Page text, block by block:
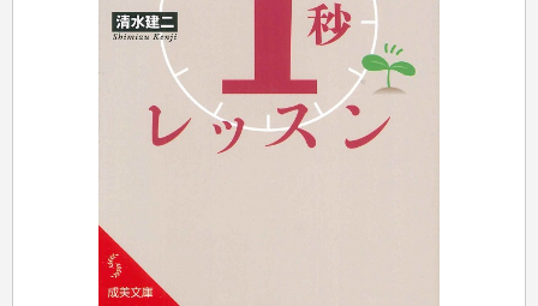
行政書士・宅建
衛生管理・運行管理
電気・危険物
消防設備士
登録販売者
その他資格試験